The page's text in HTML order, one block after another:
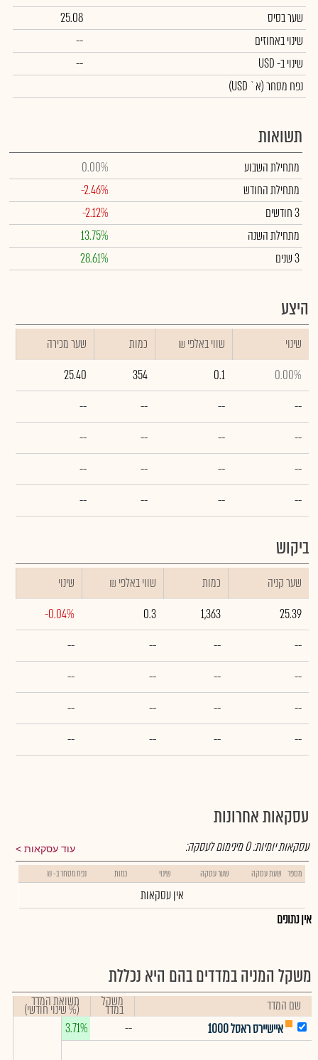
שער בסיס
25.08
שינוי באחוזים
--
שינויב- USD
--
נפח מסחר(א` USD)
תשואות
מתחילת השבוע
0.00%
מתחילת החודש
-2.46%
3 חודשים
-2.12%
מתחילת השנה
13.75%
3 שנים
28.61%
היצע
שינוי ₪ שווי באלפי כמות
שער מכירה
0.00%
0.1
354
25.40
--
--
--
--
--
--
--
--
--
--
--
--
--
--
--
--
ביקוש
שער קניה כמות ₪ שווי באלפי
שינוי
25.39
1,363
0.3
-0.04%
--
--
--
--
--
--
--
--
--
--
--
--
--
--
--
--
עסקאות אחרונות
עוד עסקאות עסקאות יומיות:0מינימום לעסקה:
מספר שעת עסקה שער עסקה שינוי כמות נפח מסחר ב- ₪
אין עסקאות
אין נתונים
משקל המניה במדדים בהם היא נכללת
שם המדד משקל
במדד תשואת המדד
(% שינוי חודשי)
איישיירס ראסל 1000
--
3.71%